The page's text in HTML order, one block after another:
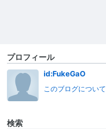
プロフィール
id:FukeGaO
このブログについて
検索